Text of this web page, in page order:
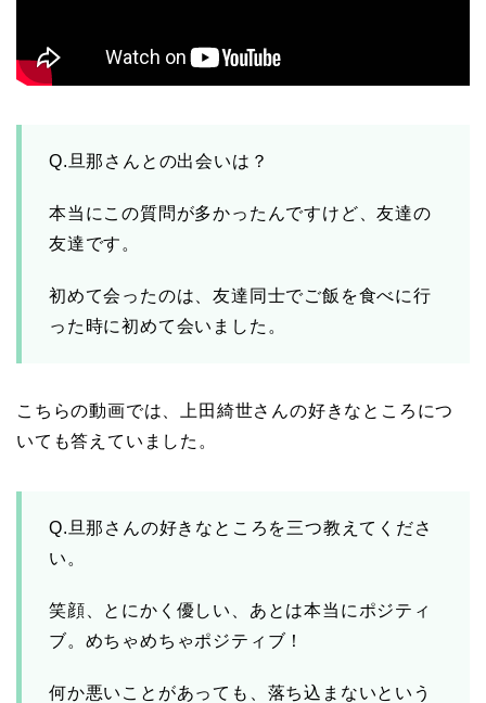
10年！
AKUROの結婚馴れ初め
はスポーツジム！キュー
Q.旦那さんとの出会いは？
本当にこの質問が多かったんですけど、友達の
友達です。
初めて会ったのは、友達同士でご飯を食べに行
った時に初めて会いました。
こちらの動画では、
上田綺世さんの好きなところにつ
いても答えていました。
Q.旦那さんの好きなところを三つ教えてくださ
い。
笑顔、とにかく優しい、あとは本当にポジティ
ブ。めちゃめちゃポジティブ！
何か悪いことがあっても、落ち込まないという